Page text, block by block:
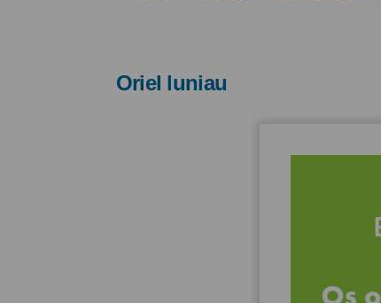
Oriel luniau